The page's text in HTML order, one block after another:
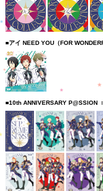
■アイ NEED YOU（FOR
■10th ANNIVERSARY P@SSION